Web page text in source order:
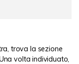
trova la sezione
volta individuato,